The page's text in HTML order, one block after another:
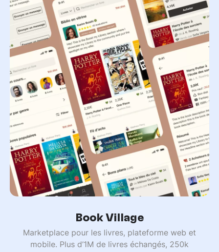
Book Village
Marketplace pour les livres, plateforme web et
mobile. Plus d’1M de livres échangés, 250k